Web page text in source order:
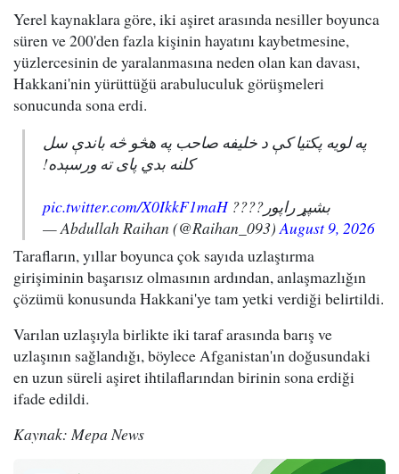
Yerel kaynaklara göre, iki aşiret arasında nesiller boyunca
süren ve 200'den fazla kişinin hayatını kaybetmesine,
yüzlercesinin de yaralanmasına neden olan kan davası,
Hakkani'nin yürüttüğü arabuluculuk görüşmeleri
sonucunda sona erdi.
په لویه پکتیا کې د خلیفه صاحب په هڅو څه باندې سل
کلنه بدي پای ته ورسېده!
بشپړ راپور????pic.twitter.com/X0IkkF1maH
— Abdullah Raihan (@Raihan_093)August 9, 2026
Tarafların, yıllar boyunca çok sayıda uzlaştırma
girişiminin başarısız olmasının ardından, anlaşmazlığın
çözümü konusunda Hakkani'ye tam yetki verdiği belirtildi.
Varılan uzlaşıyla birlikte iki taraf arasında barış ve
uzlaşının sağlandığı, böylece Afganistan'ın doğusundaki
en uzun süreli aşiret ihtilaflarından birinin sona erdiği
ifade edildi.
Kaynak: Mepa News